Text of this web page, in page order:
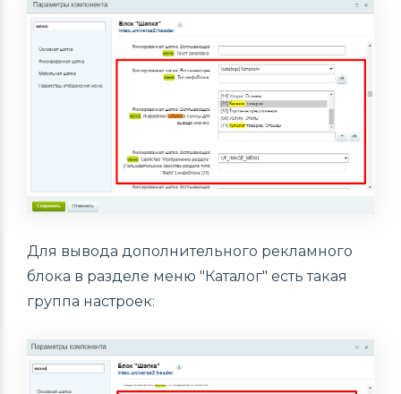
Для вывода дополнительного рекламного
блока в разделе меню "Каталог" есть такая
группа настроек: